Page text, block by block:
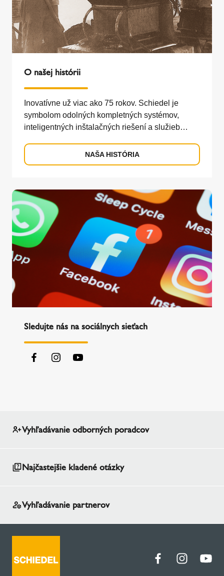
O našej histórii
Inovatívne už viac ako 75 rokov. Schiedel je
symbolom odolných kompletných systémov,
inteligentných inštalačných riešení a služieb
NAŠA HISTÓRIA
Sledujte nás na sociálnych sieťach
Vyhľadávanie odborných poradcov
Najčastejšie kladené otázky
Vyhľadávanie partnerov